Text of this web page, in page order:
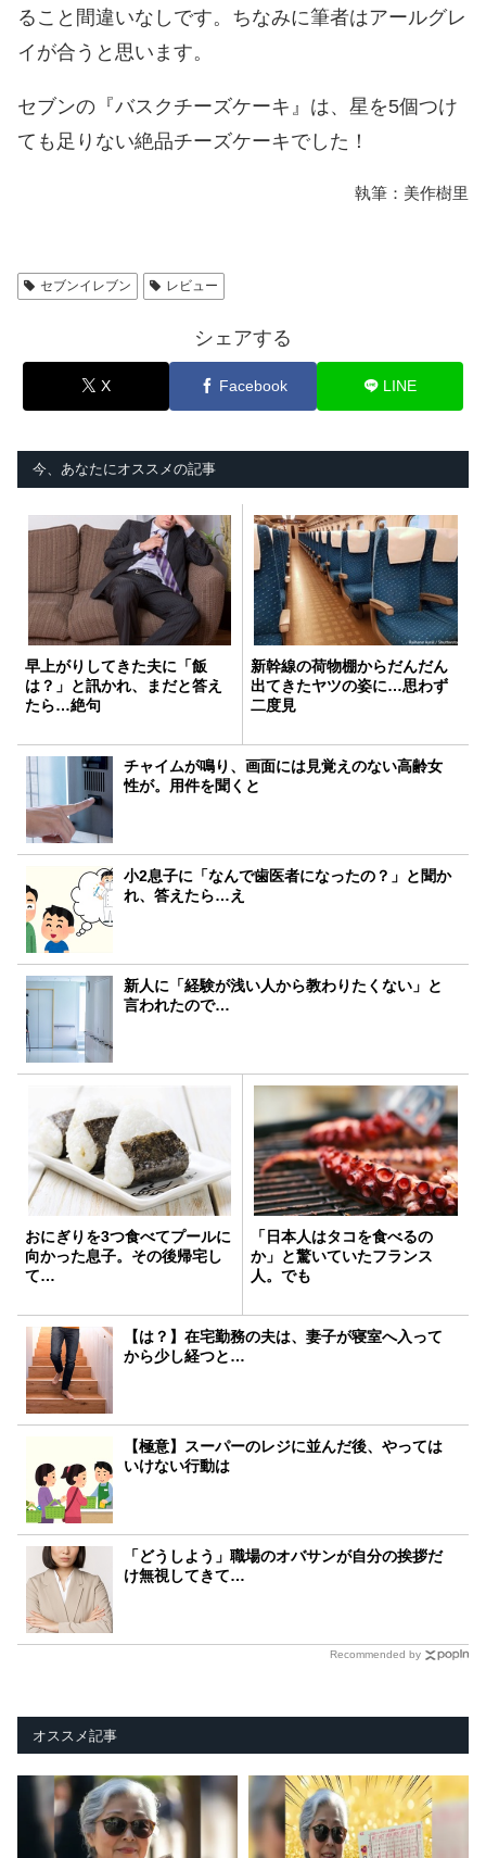
ること間違いなしです。ちなみに筆者はアールグレ
イが合うと思います。
セブンの『バスクチーズケーキ』は、星を5個つけ
ても足りない絶品チーズケーキでした！
執筆：美作樹里
セブンイレブン レビュー
シェアする
X Facebook LINE
今、あなたにオススメの記事
早上がりしてきた夫に「飯
は？」と訊かれ、まだと答え
たら…絶句
新幹線の荷物棚からだんだん
出てきたヤツの姿に…思わず
二度見
チャイムが鳴り、画面には見覚えのない高齢女
性が。用件を聞くと
小2息子に「なんで歯医者になったの？」と聞か
れ、答えたら…え
新人に「経験が浅い人から教わりたくない」と
言われたので…
おにぎりを3つ食べてプールに
向かった息子。その後帰宅し
て…
「日本人はタコを食べるの
か」と驚いていたフランス
人。でも
【は？】在宅勤務の夫は、妻子が寝室へ入って
から少し経つと…
【極意】スーパーのレジに並んだ後、やっては
いけない行動は
「どうしよう」職場のオバサンが自分の挨拶だ
け無視してきて…
Recommended by
オススメ記事